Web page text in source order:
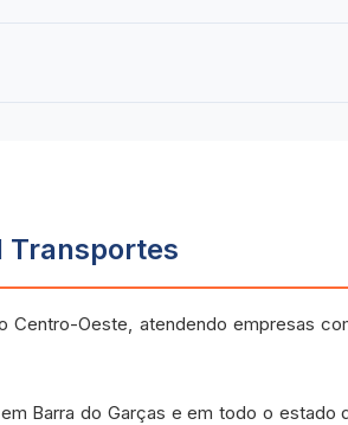
Transportes
Centro-Oeste, atendendo empresas
Barra do Garças e em todo o